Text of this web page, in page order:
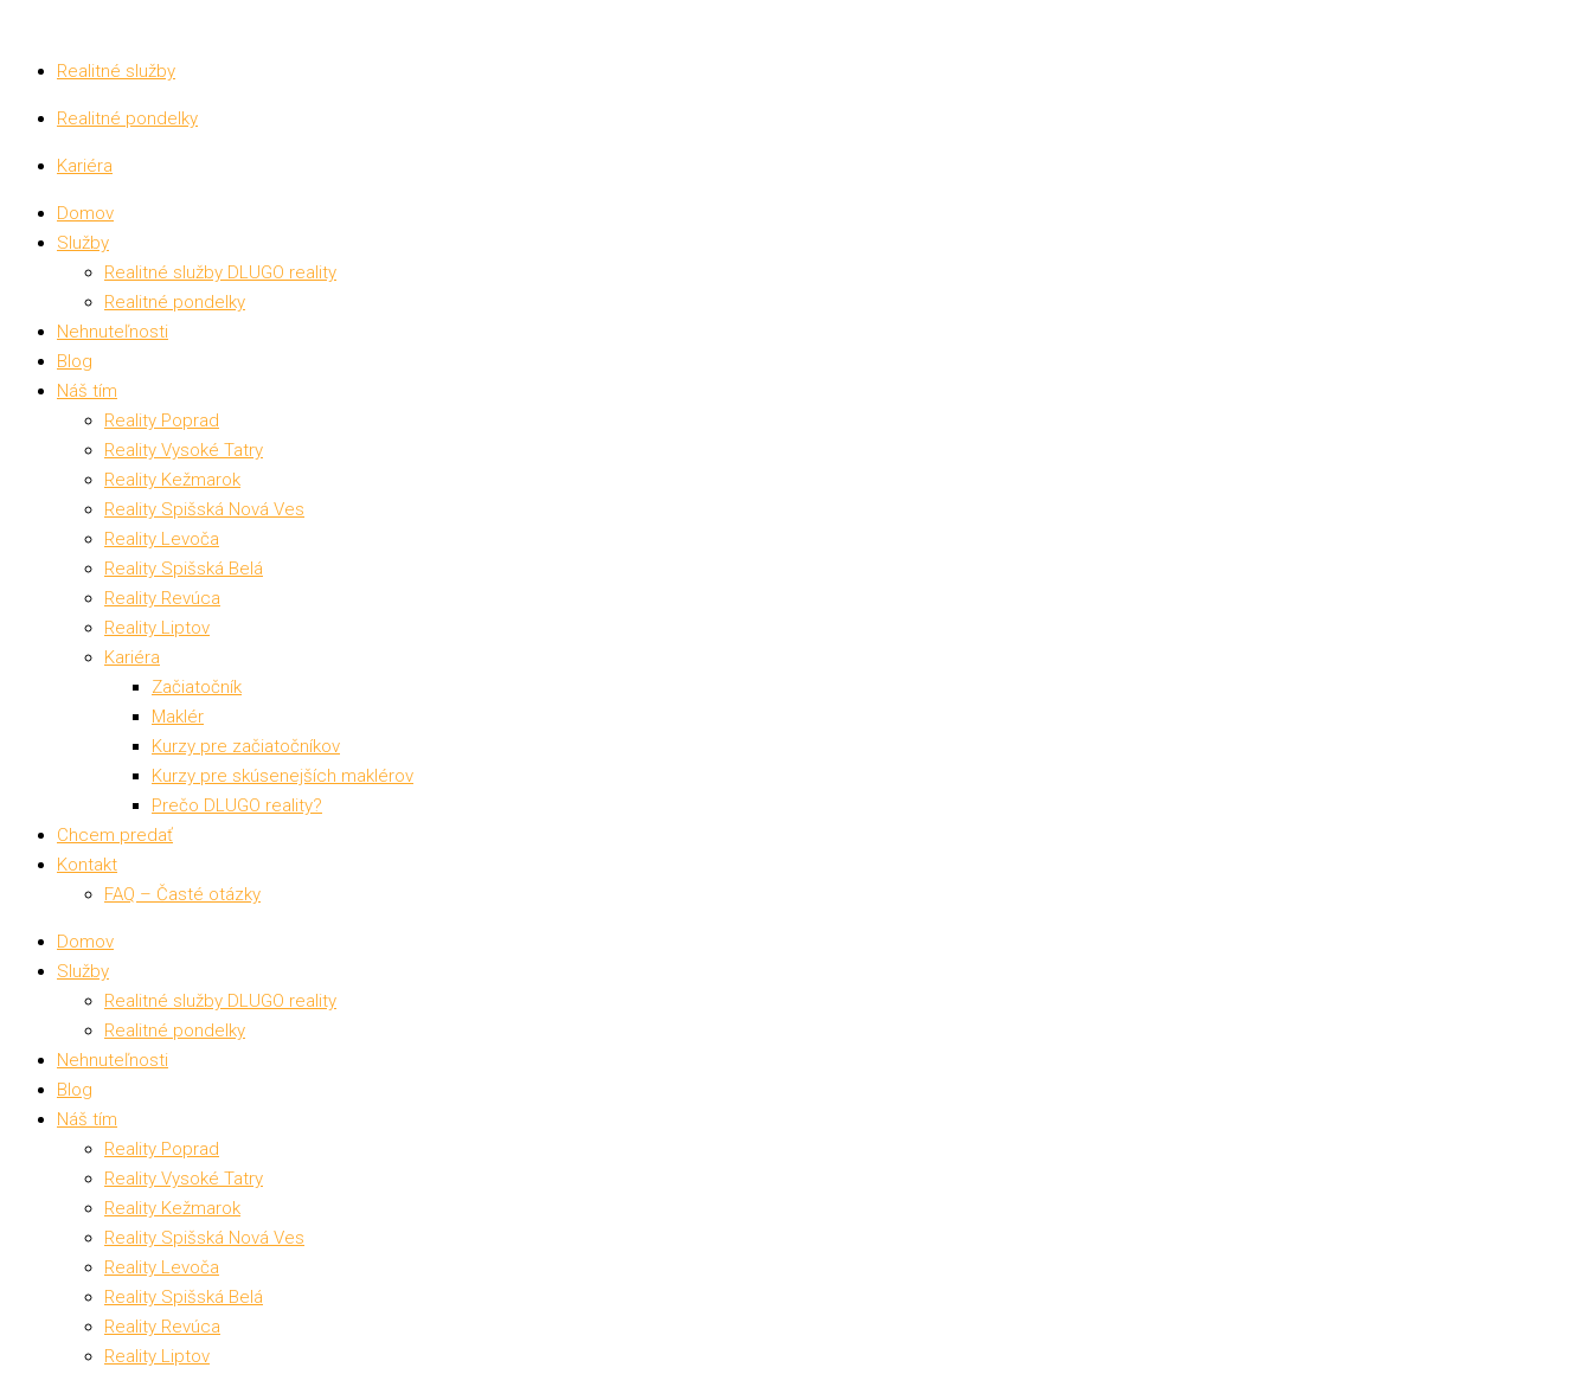
Realitné služby
Realitné pondelky
Kariéra
Domov
Služby
Realitné služby DLUGO reality
Realitné pondelky
Nehnuteľnosti
Blog
Náš tím
Reality Poprad
Reality Vysoké Tatry
Reality Kežmarok
Reality Spišská Nová Ves
Reality Levoča
Reality Spišská Belá
Reality Revúca
Reality Liptov
Kariéra
Začiatočník
Maklér
Kurzy pre začiatočníkov
Kurzy pre skúsenejších maklérov
Prečo DLUGO reality?
Chcem predať
Kontakt
FAQ – Časté otázky
Domov
Služby
Realitné služby DLUGO reality
Realitné pondelky
Nehnuteľnosti
Blog
Náš tím
Reality Poprad
Reality Vysoké Tatry
Reality Kežmarok
Reality Spišská Nová Ves
Reality Levoča
Reality Spišská Belá
Reality Revúca
Reality Liptov